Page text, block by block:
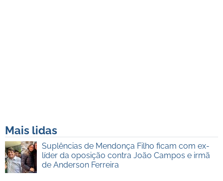
Mais lidas
Suplências de Mendonça Filho ficam com ex-
líder da oposição contra João Campos e irmã
de Anderson Ferreira